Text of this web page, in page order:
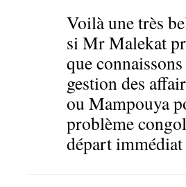
Voilà une très
si Mr Malekat
que
gestion des
ou Mampouya
problème
départ